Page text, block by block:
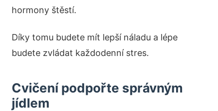
hormony štěstí.
Díky tomu budete mít lepší náladu a lépe
budete zvládat každodenní stres.
Cvičení podpořte správným
jídlem